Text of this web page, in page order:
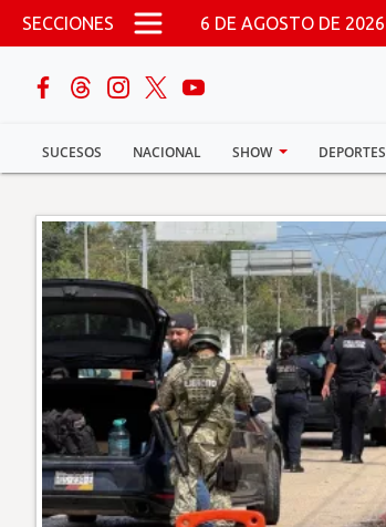
Pasar al contenido principal
SECCIONES 6 DE AGOSTO DE 2026
SUCESOS NACIONAL SHOW DEPORTES
buscar
Sucesos
Nacional
Política
Show
Deportes
Mundo